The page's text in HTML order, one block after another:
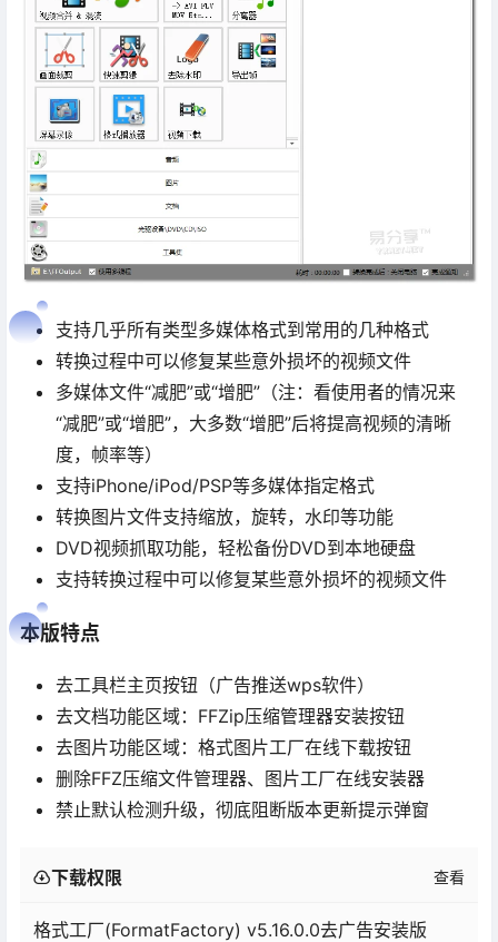
支持几乎所有类型多媒体格式到常用的几种格式
转换过程中可以修复某些意外损坏的视频文件
多媒体文件“减肥”或“增肥”（注：看使用者的情况来
“减肥”或“增肥”，大多数“增肥”后将提高视频的清晰
度，帧率等）
支持iPhone/iPod/PSP等多媒体指定格式
转换图片文件支持缩放，旋转，水印等功能
DVD视频抓取功能，轻松备份DVD到本地硬盘
支持转换过程中可以修复某些意外损坏的视频文件
本版特点
去工具栏主页按钮（广告推送wps软件）
去文档功能区域：FFZip压缩管理器安装按钮
去图片功能区域：格式图片工厂在线下载按钮
删除FFZ压缩文件管理器、图片工厂在线安装器
禁止默认检测升级，彻底阻断版本更新提示弹窗
下载权限 查看
格式工厂(FormatFactory) v5.16.0.0去广告安装版